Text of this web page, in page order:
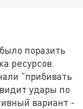
поразить
ресурсов.
"прибивать
удары по
вариант -